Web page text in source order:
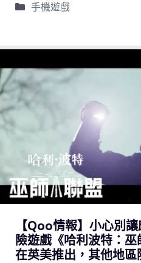
手機遊戲
【Qoo情報】小心別
險遊戲《哈利波特：
在英美推出，其他地區